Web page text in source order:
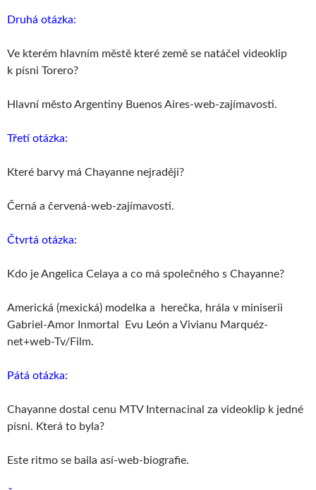
Druhá otázka:
Ve kterém hlavním městě které země se natáčel videoklip
k písni Torero?
Hlavní město Argentiny Buenos Aires-web-zajímavosti.
Třetí otázka:
Které barvy má Chayanne nejraději?
Černá a červená-web-zajímavosti.
Čtvrtá otázka:
Kdo je Angelica Celaya a co má společného s Chayanne?
Americká (mexická) modelka a herečka, hrála v miniserii
Gabriel-Amor Inmortal Evu León a Vivianu Marquéz-
net+web-Tv/Film.
Pátá otázka:
Chayanne dostal cenu MTV Internacinal za videoklip k jedné
písni. Která to byla?
Este ritmo se baila así-web-biografie.